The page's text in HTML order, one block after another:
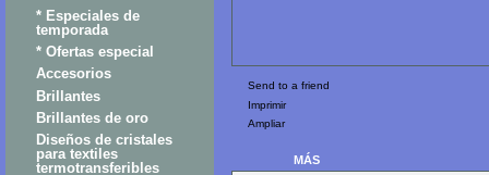
* Especiales de
temporada
* Ofertas especial
Accesorios
Brillantes
Brillantes de oro
Diseños de cristales
para textiles
termotransferibles
Send to a friend
Imprimir
Ampliar
MÁS